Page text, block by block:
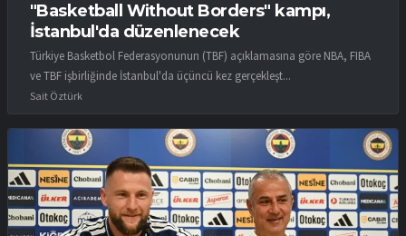
"Basketball Without Borders" kampı,
İstanbul'da düzenlenecek
Türkiye Basketbol Federasyonunun (TBF) açıklamasına göre NBA, FIBA
ve TBF işbirliğinde İstanbul'da üçüncü kez gerçekleşt...
Sait Öztürk